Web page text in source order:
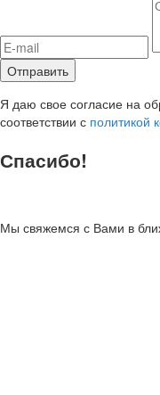
Я даю свое согласие на
соответствии с политикой
Спасибо!
Мы свяжемся с Вами в